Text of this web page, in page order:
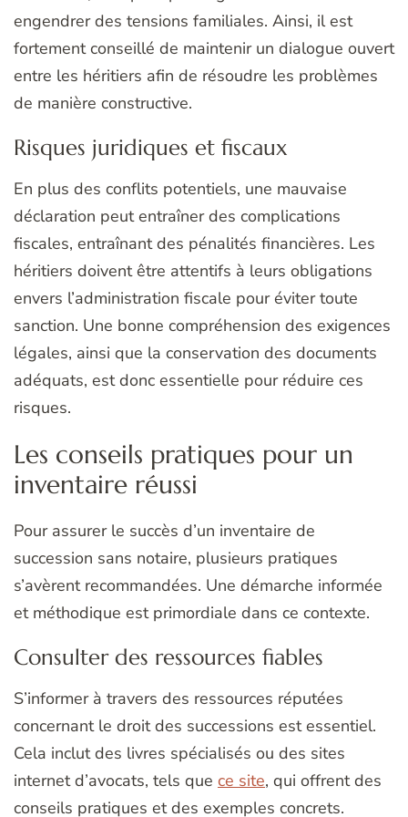
engendrer des tensions familiales. Ainsi, il est
fortement conseillé de maintenir un dialogue ouvert
entre les héritiers afin de résoudre les problèmes
de manière constructive.
Risques juridiques et fiscaux
En plus des conflits potentiels, une mauvaise
déclaration peut entraîner des complications
fiscales, entraînant des pénalités financières. Les
héritiers doivent être attentifs à leurs obligations
envers l’administration fiscale pour éviter toute
sanction. Une bonne compréhension des exigences
légales, ainsi que la conservation des documents
adéquats, est donc essentielle pour réduire ces
risques.
Les conseils pratiques pour un
inventaire réussi
Pour assurer le succès d’un inventaire de
succession sans notaire, plusieurs pratiques
s’avèrent recommandées. Une démarche informée
et méthodique est primordiale dans ce contexte.
Consulter des ressources fiables
S’informer à travers des ressources réputées
concernant le droit des successions est essentiel.
Cela inclut des livres spécialisés ou des sites
internet d’avocats, tels que ce site, qui offrent des
conseils pratiques et des exemples concrets.